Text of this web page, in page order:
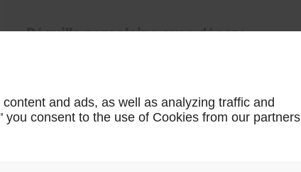
Béquille porcelaine avec décors
PORCELAINE LIMOGE
and ads, as well as analyzing traffic and
consent to the use of Cookies from our partners